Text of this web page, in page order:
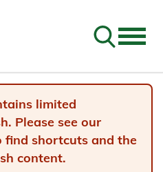
Go to
limited
Please see our
find shortcuts and the
content.